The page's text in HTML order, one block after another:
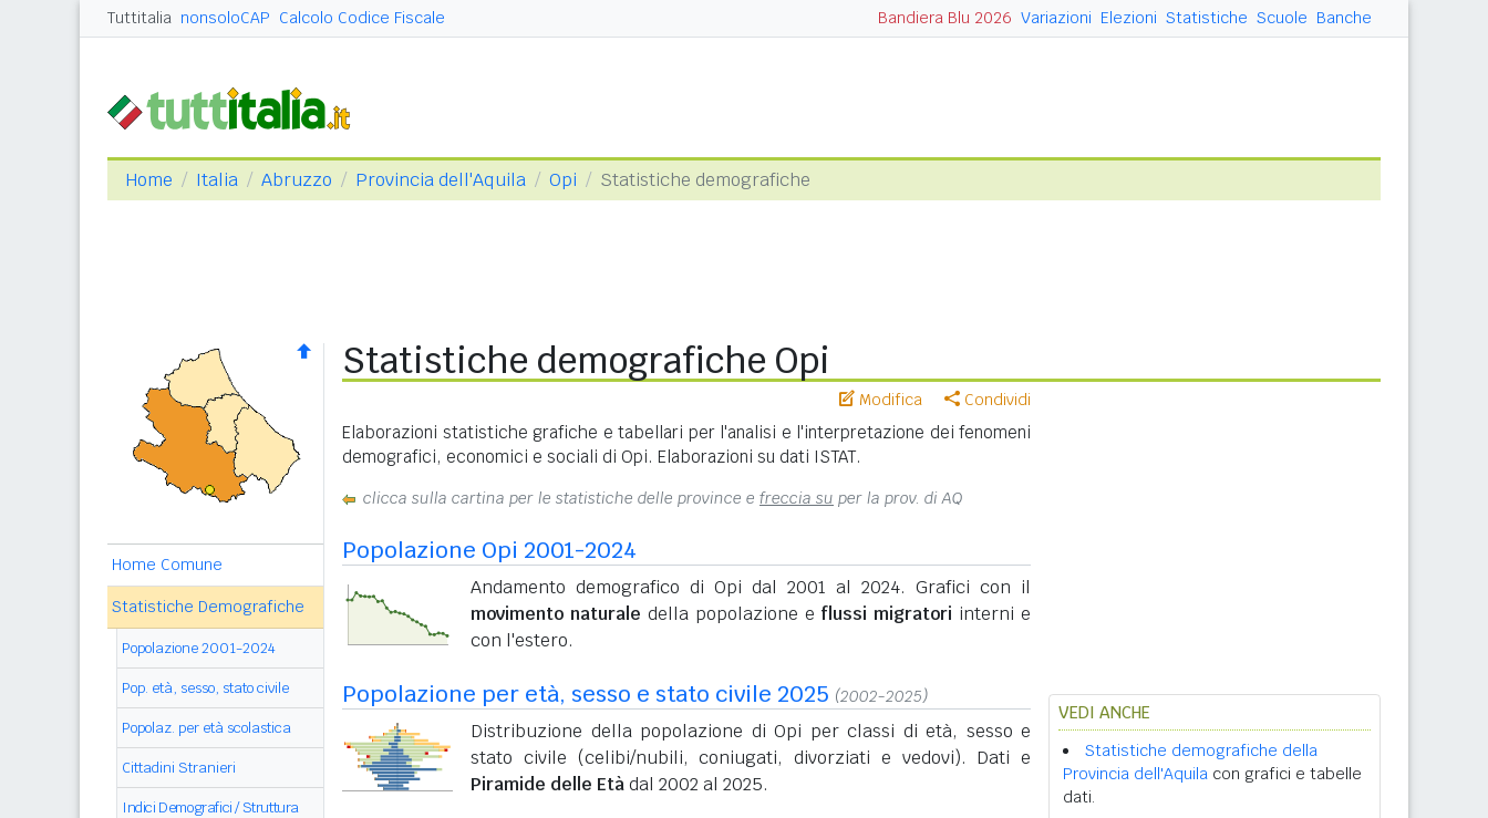
Tuttitalia nonsoloCAP Calcolo Codice Fiscale Bandiera Blu 2026 Variazioni Elezioni Statistiche Scuole Banche
Home Italia Abruzzo Provincia dell'Aquila Opi Statistiche demografiche
Home Comune
Statistiche Demografiche
Popolazione 2001-2024
Pop. età, sesso, stato civile
Popolaz. per età scolastica
Cittadini Stranieri
Indici Demografici / Struttura
Statistiche demografiche Opi
Modifica Condividi
Elaborazioni statistiche grafiche e tabellari per l'analisi e l'interpretazione dei fenomeni
demografici, economici e sociali di Opi. Elaborazioni su dati ISTAT.
clicca sulla cartina per le statistiche delle province e freccia su per la prov. di AQ
Popolazione Opi 2001-2024
Andamento demografico di Opi dal 2001 al 2024. Grafici con il
movimento naturale della popolazione e flussi migratori interni e
con l'estero.
Popolazione per età, sesso e stato civile 2025 (2002-2025)
Distribuzione della popolazione di Opi per classi di età, sesso e
stato civile (celibi/nubili, coniugati, divorziati e vedovi). Dati e
Piramide delle Etàdal 2002 al 2025.
VEDI ANCHE
Statistiche demografiche della
Provincia dell'Aquila con grafici e tabelle
dati.